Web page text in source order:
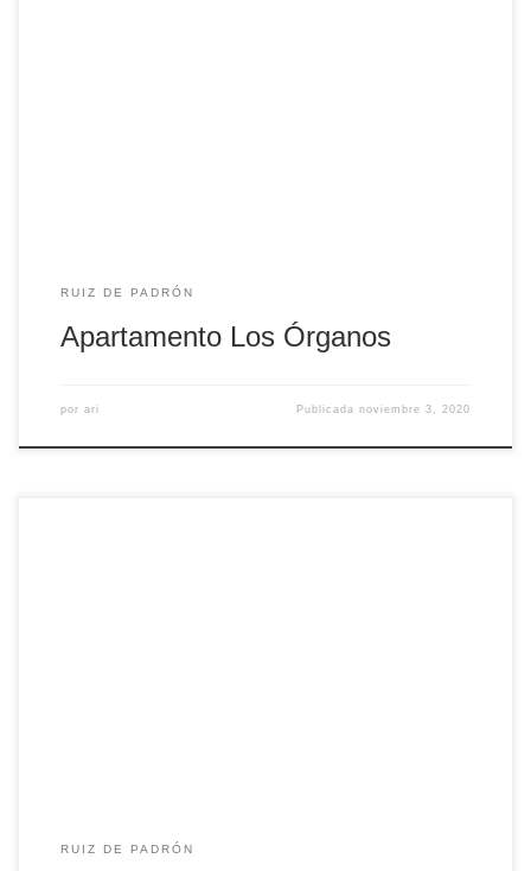
RUIZ DE PADRÓN
Apartamento Los Órganos
por ari Publicadanoviembre 3, 2020
RUIZ DE PADRÓN